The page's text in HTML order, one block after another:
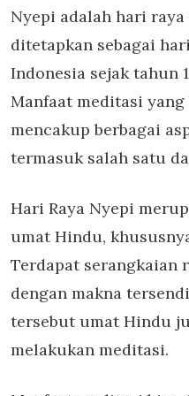
Nyepi adalah hari
ditetapkan sebagai
Indonesia sejak tahun
Manfaat meditasi
mencakup berbagai
termasuk salah satu
Hari Raya Nyepi
umat Hindu,
Terdapat
dengan makna
tersebut umat Hindu
melakukan meditasi.